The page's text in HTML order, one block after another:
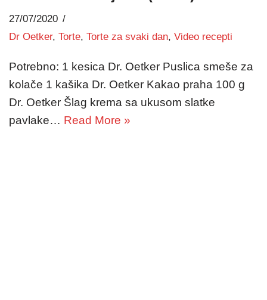
27/07/2020
Dr Oetker, Torte, Torte za svaki dan, Video recepti
Potrebno: 1 kesica Dr. Oetker Puslica smeše za
kolače 1 kašika Dr. Oetker Kakao praha 100 g
Dr. Oetker Šlag krema sa ukusom slatke
pavlake… Read More »